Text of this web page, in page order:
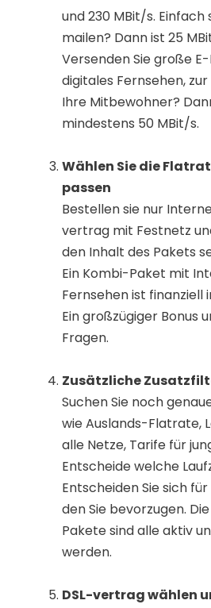
und 230 MBit/s.
mailen? Dann ist 25
Versenden Sie große
digitales Fernsehen,
Ihre Mitbewohner?
mindestens 50 MBit/s.
Wählen Sie die
passen
Bestellen sie nur
vertrag mit Festnetz
den Inhalt des Pakets
Ein Kombi-Paket mit
Fernsehen ist finanziell
Ein großzügiger Bonus
Fragen.
Zusätzliche
Suchen Sie noch
wie Auslands-Flatrate,
alle Netze, Tarife für
Entscheide welche
Entscheiden Sie sich
den Sie bevorzugen.
Pakete sind alle aktiv
werden.
DSL-vertrag wählen